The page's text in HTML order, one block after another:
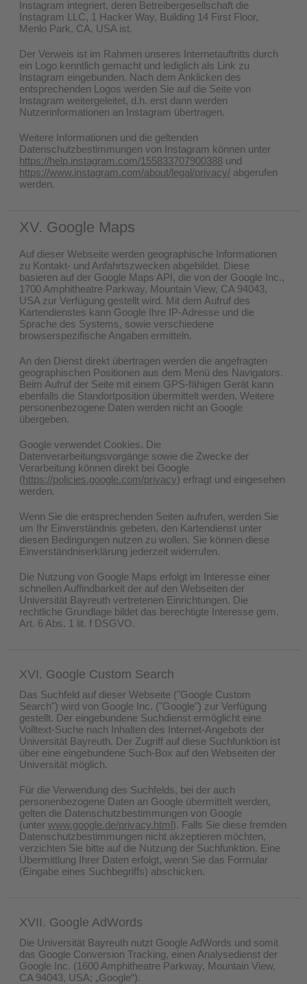
Instagram integriert, deren Betreibergesellschaft die
Instagram LLC, 1 Hacker Way, Building 14 First Floor,
Menlo Park, CA, USA ist.
Der Verweis ist im Rahmen unseres Internetauftritts durch
ein Logo kenntlich gemacht und lediglich als Link zu
Instagram eingebunden. Nach dem Anklicken des
entsprechenden Logos werden Sie auf die Seite von
Instagram weitergeleitet, d.h. erst dann werden
Nutzerinformationen an Instagram übertragen.
Weitere Informationen und die geltenden
Datenschutzbestimmungen von Instagram können unter
https://help.instagram.com/155833707900388 und
https://www.instagram.com/about/legal/privacy/ abgerufen
werden.
XV. Google Maps
Auf dieser Webseite werden geographische Informationen
zu Kontakt- und Anfahrtszwecken abgebildet. Diese
basieren auf der Google Maps API, die von der Google Inc.,
1700 Amphitheatre Parkway, Mountain View, CA 94043,
USA zur Verfügung gestellt wird. Mit dem Aufruf des
Kartendienstes kann Google Ihre IP-Adresse und die
Sprache des Systems, sowie verschiedene
browserspezifische Angaben ermitteln.
An den Dienst direkt übertragen werden die angefragten
geographischen Positionen aus dem Menü des Navigators.
Beim Aufruf der Seite mit einem GPS-fähigen Gerät kann
ebenfalls die Standortposition übermittelt werden. Weitere
personenbezogene Daten werden nicht an Google
übergeben.
Google verwendet Cookies. Die
Datenverarbeitungsvorgänge sowie die Zwecke der
Verarbeitung können direkt bei Google
(https://policies.google.com/privacy) erfragt und eingesehen
werden.
Wenn Sie die entsprechenden Seiten aufrufen, werden Sie
um Ihr Einverständnis gebeten, den Kartendienst unter
diesen Bedingungen nutzen zu wollen. Sie können diese
Einverständniserklärung jederzeit widerrufen.
Die Nutzung von Google Maps erfolgt im Interesse einer
schnellen Auffindbarkeit der auf den Webseiten der
Universität Bayreuth vertretenen Einrichtungen. Die
rechtliche Grundlage bildet das berechtigte Interesse gem.
Art. 6 Abs. 1 lit. f DSGVO.
XVI. Google Custom Search
Das Suchfeld auf dieser Webseite ("Google Custom
Search") wird von Google Inc. ("Google") zur Verfügung
gestellt. Der eingebundene Suchdienst ermöglicht eine
Volltext-Suche nach Inhalten des Internet-Angebots der
Universität Bayreuth. Der Zugriff auf diese Suchfunktion ist
über eine eingebundene Such-Box auf den Webseiten der
Universität möglich.
Für die Verwendung des Suchfelds, bei der auch
personenbezogene Daten an Google übermittelt werden,
gelten die Datenschutzbestimmungen von Google
(unter www.google.de/privacy.html). Falls Sie diese fremden
Datenschutzbestimmungen nicht akzeptieren möchten,
verzichten Sie bitte auf die Nutzung der Suchfunktion. Eine
Übermittlung Ihrer Daten erfolgt, wenn Sie das Formular
(Eingabe eines Suchbegriffs) abschicken.
XVII. Google AdWords
Die Universität Bayreuth nutzt Google AdWords und somit
das Google Conversion Tracking, einen Analysedienst der
Google Inc. (1600 Amphitheatre Parkway, Mountain View,
CA 94043, USA; „Google“).